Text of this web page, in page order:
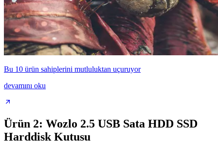
Bu 10 ürün sahiplerini mutluluktan uçuruyor
devamını oku
Ürün 2: Wozlo 2.5 USB Sata HDD SSD
Harddisk Kutusu